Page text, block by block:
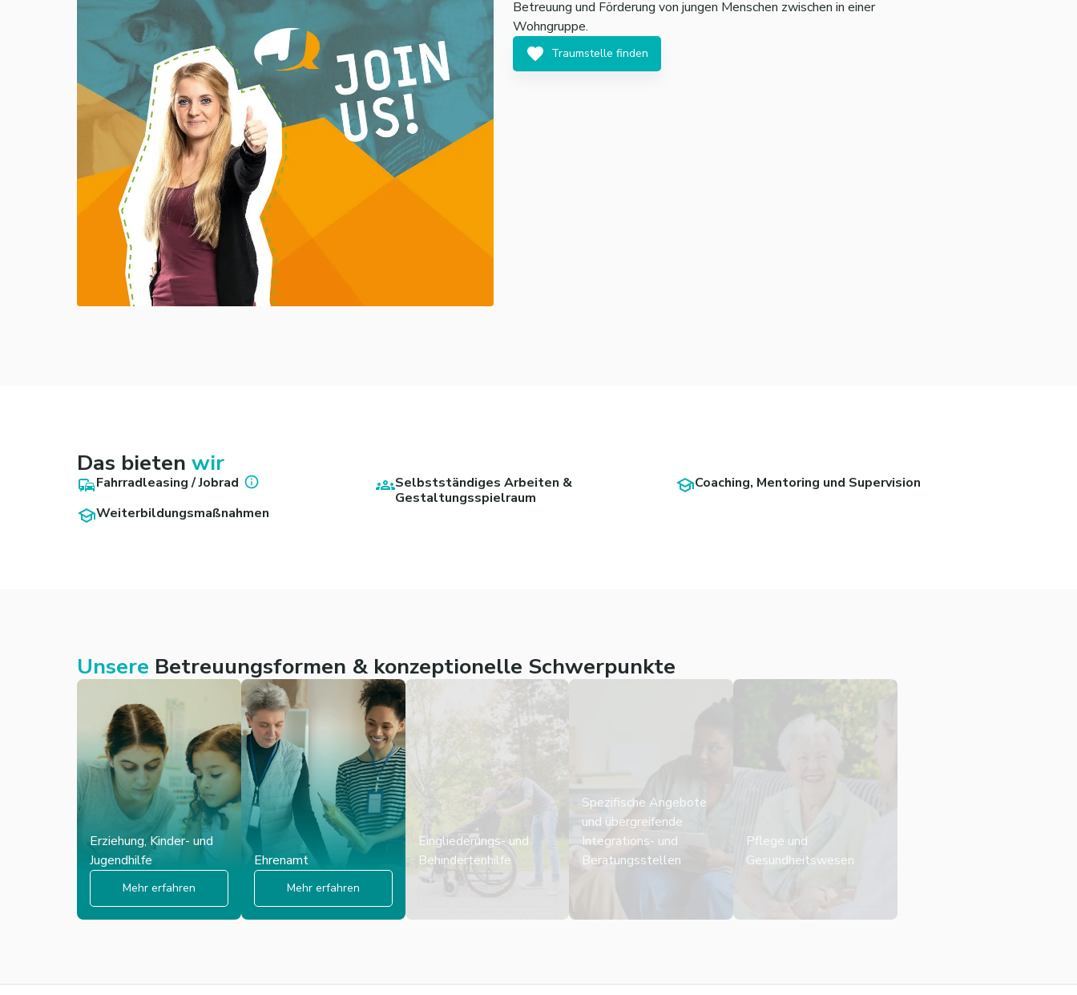
Betreuung und Förderung von jungen Menschen zwischen in einer
Wohngruppe.
Traumstelle finden
Das bieten wir
Fahrradleasing / Jobrad
Selbstständiges Arbeiten &
Gestaltungsspielraum
Coaching, Mentoring und Supervision
Weiterbildungsmaßnahmen
Unsere Betreuungsformen & konzeptionelle Schwerpunkte
Erziehung, Kinder- und
Jugendhilfe
Mehr erfahren
Ehrenamt
Mehr erfahren
Eingliederungs- und
Behindertenhilfe
Spezifische Angebote
und übergreifende
Integrations- und
Beratungsstellen
Pflege und
Gesundheitswesen
Mehr erfahren